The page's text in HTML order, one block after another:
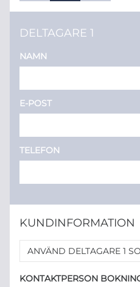
DELTAGARE 1
NAMN
E-POST
TELEFON
KUNDINFORMATION
ANVÄND DELTAGARE 1
KONTAKTPERSON